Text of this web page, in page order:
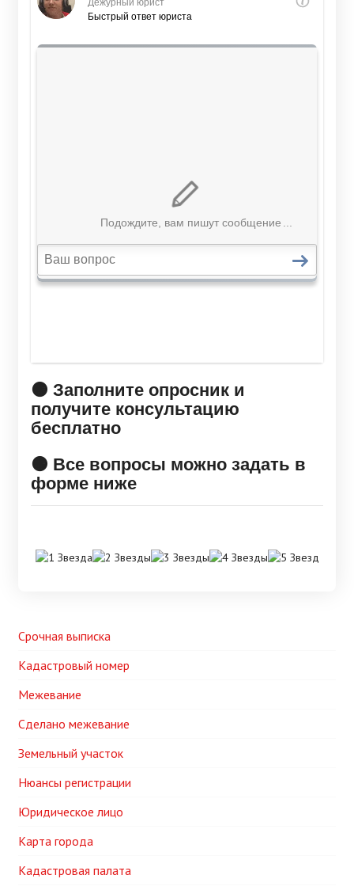
🟠 Заполните опросник и
получите консультацию
бесплатно
🟠 Все вопросы можно задать в
форме ниже
Срочная выписка
Кадастровый номер
Межевание
Сделано межевание
Земельный участок
Нюансы регистрации
Юридическое лицо
Карта города
Кадастровая палата